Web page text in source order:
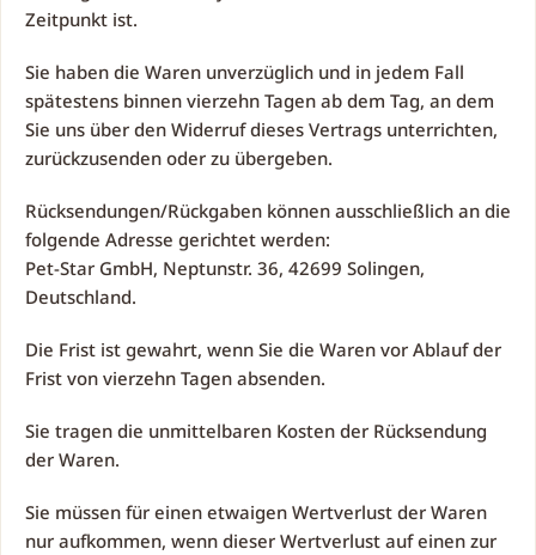
Zeitpunkt ist.
Sie haben die Waren unverzüglich und in jedem Fall
spätestens binnen vierzehn Tagen ab dem Tag, an dem
Sie uns über den Widerruf dieses Vertrags unterrichten,
zurückzusenden oder zu übergeben.
Rücksendungen/Rückgaben können ausschließlich an die
folgende Adresse gerichtet werden:
Pet-Star GmbH, Neptunstr. 36, 42699 Solingen,
Deutschland.
Die Frist ist gewahrt, wenn Sie die Waren vor Ablauf der
Frist von vierzehn Tagen absenden.
Sie tragen die unmittelbaren Kosten der Rücksendung
der Waren.
Sie müssen für einen etwaigen Wertverlust der Waren
nur aufkommen, wenn dieser Wertverlust auf einen zur